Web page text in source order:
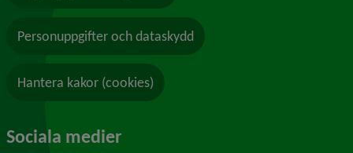
Personuppgifter och dataskydd
Hantera kakor (cookies)
Sociala medier